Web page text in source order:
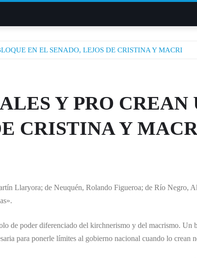
EN EL SENADO, LEJOS DE CRISTINA Y MACRI
Y PRO
CRISTINA Y
Llaryora; de Neuquén, Rolando Figueroa; de Río Negro,
de poder diferenciado del kirchnerismo y del macrismo.
para ponerle límites al gobierno nacional cuando lo crean